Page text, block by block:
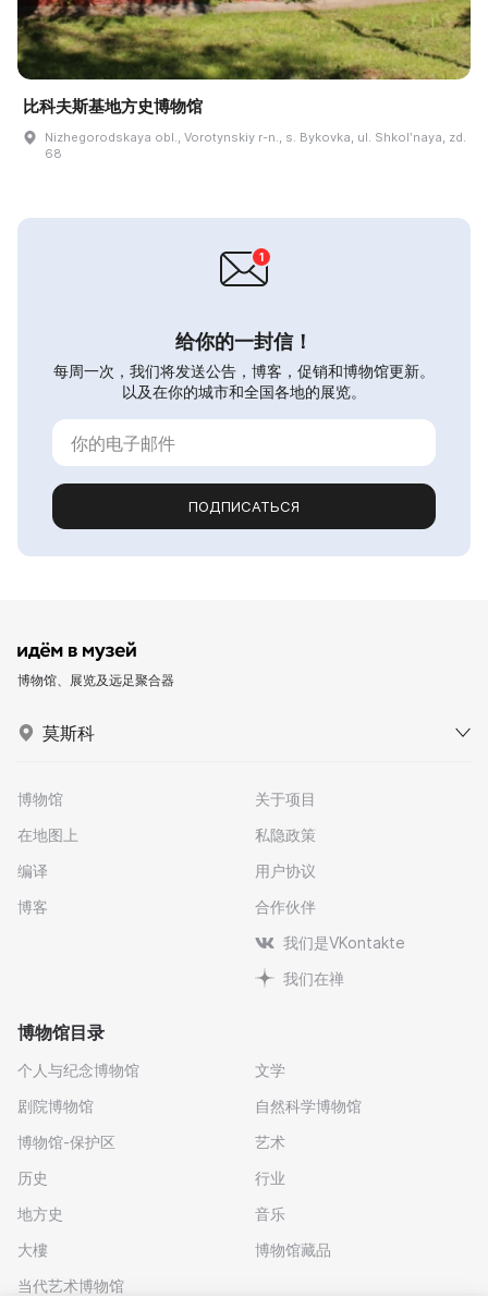
比科夫斯基地方史博物馆
Nizhegorodskaya obl., Vorotynskiy r-n., s. Bykovka, ul. Shkolʹnaya, zd.
68
给你的一封信！
每周一次，我们将发送公告，博客，促销和博物馆更新。
以及在你的城市和全国各地的展览。
ПОДПИСАТЬСЯ
博物馆、展览及远足聚合器
莫斯科
博物馆
在地图上
编译
博客
关于项目
私隐政策
用户协议
合作伙伴
我们是VKontakte
我们在禅
博物馆目录
个人与纪念博物馆
剧院博物馆
博物馆-保护区
历史
地方史
大樓
当代艺术博物馆
文学
自然科学博物馆
艺术
行业
音乐
博物馆藏品